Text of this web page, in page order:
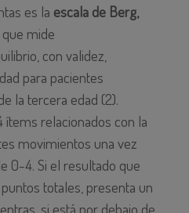
es la escala de Berg,
mide
con validez,
para pacientes
la tercera edad (2).
ítems relacionados con la
movimientos una vez
0-4. Si el resultado que
totales, presenta un
si está por debajo de